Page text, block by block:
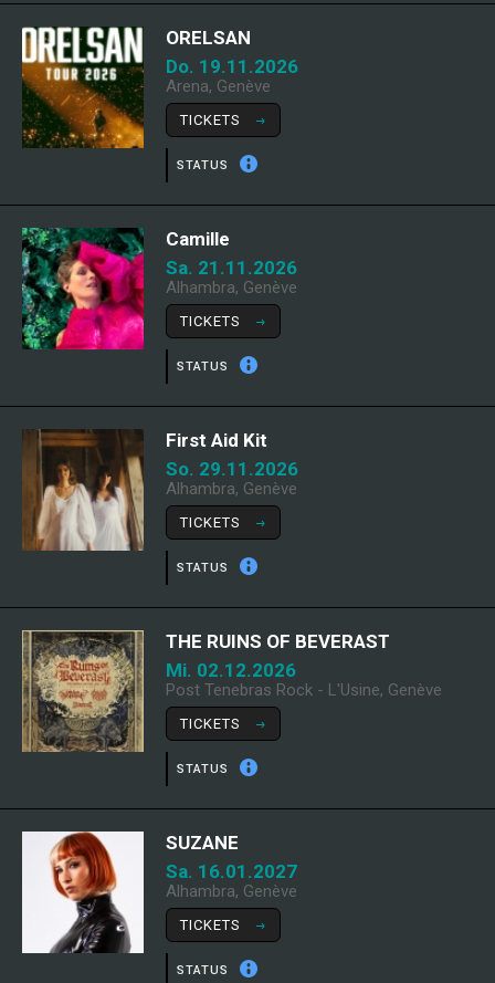
ORELSAN
Do. 19.11.2026
Arena, Genève
TICKETS
STATUS
Camille
Sa. 21.11.2026
Alhambra, Genève
TICKETS
STATUS
First Aid Kit
So. 29.11.2026
Alhambra, Genève
TICKETS
STATUS
THE RUINS OF BEVERAST
Mi. 02.12.2026
Post Tenebras Rock - L'Usine, Genève
TICKETS
STATUS
SUZANE
Sa. 16.01.2027
Alhambra, Genève
TICKETS
STATUS